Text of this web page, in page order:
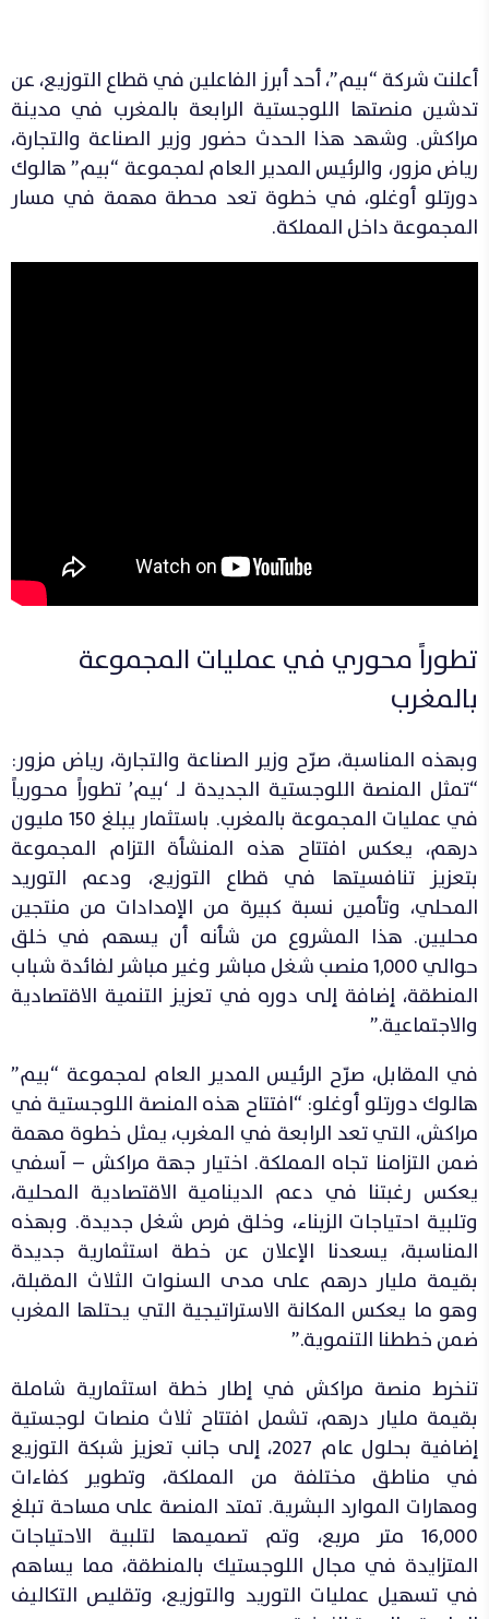
أعلنت شركة “بيم”، أحد أبرز الفاعلين في قطاع التوزيع، عن
تدشين منصتها اللوجستية الرابعة بالمغرب في مدينة
مراكش. وشهد هذا الحدث حضور وزير الصناعة والتجارة،
رياض مزور، والرئيس المدير العام لمجموعة “بيم” هالوك
دورتلو أوغلو، في خطوة تعد محطة مهمة في مسار
المجموعة داخل المملكة.
تطوراً محوري في عمليات المجموعة
بالمغرب
وبهذه المناسبة، صرّح وزير الصناعة والتجارة، رياض مزور:
“تمثل المنصة اللوجستية الجديدة لـ ‘بيم’ تطوراً محورياً
في عمليات المجموعة بالمغرب. باستثمار يبلغ 150 مليون
درهم، يعكس افتتاح هذه المنشأة التزام المجموعة
بتعزيز تنافسيتها في قطاع التوزيع، ودعم التوريد
المحلي، وتأمين نسبة كبيرة من الإمدادات من منتجين
محليين. هذا المشروع من شأنه أن يسهم في خلق
حوالي 1,000 منصب شغل مباشر وغير مباشر لفائدة شباب
المنطقة، إضافة إلى دوره في تعزيز التنمية الاقتصادية
والاجتماعية.”
في المقابل، صرّح الرئيس المدير العام لمجموعة “بيم”
هالوك دورتلو أوغلو: “افتتاح هذه المنصة اللوجستية في
مراكش، التي تعد الرابعة في المغرب، يمثل خطوة مهمة
ضمن التزامنا تجاه المملكة. اختيار جهة مراكش – آسفي
يعكس رغبتنا في دعم الدينامية الاقتصادية المحلية،
وتلبية احتياجات الزبناء، وخلق فرص شغل جديدة. وبهذه
المناسبة، يسعدنا الإعلان عن خطة استثمارية جديدة
بقيمة مليار درهم على مدى السنوات الثلاث المقبلة،
وهو ما يعكس المكانة الاستراتيجية التي يحتلها المغرب
ضمن خططنا التنموية.”
تنخرط منصة مراكش في إطار خطة استثمارية شاملة
بقيمة مليار درهم، تشمل افتتاح ثلاث منصات لوجستية
إضافية بحلول عام 2027، إلى جانب تعزيز شبكة التوزيع
في مناطق مختلفة من المملكة، وتطوير كفاءات
ومهارات الموارد البشرية. تمتد المنصة على مساحة تبلغ
16,000 متر مربع، وتم تصميمها لتلبية الاحتياجات
المتزايدة في مجال اللوجستيك بالمنطقة، مما يساهم
في تسهيل عمليات التوريد والتوزيع، وتقليص التكاليف